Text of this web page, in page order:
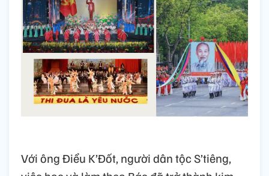
Với ông Điểu K’Đốt, người dân tộc S’tiêng,